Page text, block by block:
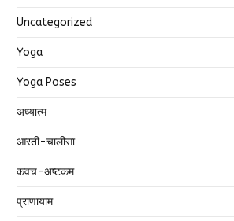
Uncategorized
Yoga
Yoga Poses
अध्यात्म
आरती-चालीसा
कवच-अष्टकम
प्राणायाम